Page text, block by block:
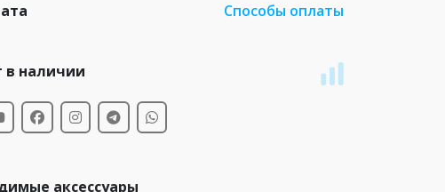
Способы оплаты
в наличии
аксессуары